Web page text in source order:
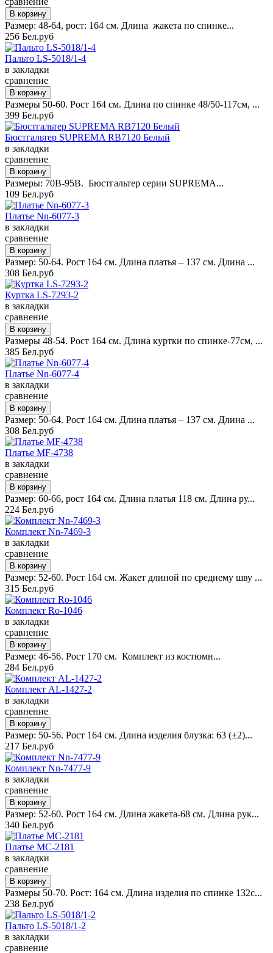
Размер: 48-64, рост: 164 см. Длина жакета по спинке...
256 Бел.руб
Пальто LS-5018/1-4
в закладки
сравнение
Размеры 50-60. Рост 164 см. Длина по спинке 48/50-117см, ...
399 Бел.руб
Бюстгальтер SUPREMA RB7120 Белый
в закладки
сравнение
Размеры: 70B-95B. Бюстгальтер серии SUPREMA...
109 Бел.руб
Платье Nn-6077-3
в закладки
сравнение
Размер: 50-64. Рост 164 см. Длина платья – 137 см. Длина ...
308 Бел.руб
Куртка LS-7293-2
в закладки
сравнение
Размеры 48-54. Рост 164 см. Длина куртки по спинке-77см, ...
385 Бел.руб
Платье Nn-6077-4
в закладки
сравнение
Размер: 50-64. Рост 164 см. Длина платья – 137 см. Длина ...
308 Бел.руб
Платье MF-4738
в закладки
сравнение
Размер: 60-66, рост 164 см. Длина платья 118 см. Длина ру...
224 Бел.руб
Комплект Nn-7469-3
в закладки
сравнение
Размер: 52-60. Рост 164 см. Жакет длиной по среднему шву ...
315 Бел.руб
Комплект Ro-1046
в закладки
сравнение
Размер: 46-56. Рост 170 см. Комплект из костюмн...
284 Бел.руб
Комплект AL-1427-2
в закладки
сравнение
Размер: 50-56. Рост 164 см. Длина изделия блузка: 63 (±2)...
217 Бел.руб
Комплект Nn-7477-9
в закладки
сравнение
Размер: 52-60. Рост 164 см. Длина жакета-68 см. Длина рук...
340 Бел.руб
Платье MC-2181
в закладки
сравнение
Размеры 50-70. Рост: 164 см. Длина изделия по спинке 132с...
238 Бел.руб
Пальто LS-5018/1-2
в закладки
сравнение